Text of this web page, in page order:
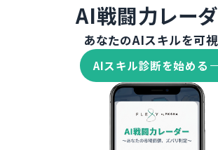
AI戦闘力レー
あなたのAIスキルを可
AIスキル診断を始める